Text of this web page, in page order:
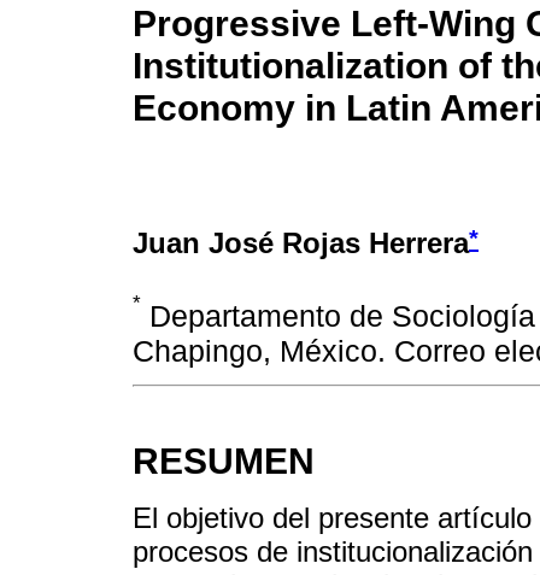
Progressive Left-Wing
Institutionalization of
Economy in Latin
Juan José Rojas Herrera*
* Departamento de
Chapingo, México. Correo
RESUMEN
El objetivo del presente
procesos de